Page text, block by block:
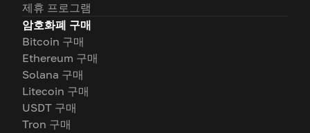
제휴 프로그램
암호화폐 구매
Bitcoin 구매
Ethereum 구매
Solana 구매
Litecoin 구매
USDT 구매
Tron 구매